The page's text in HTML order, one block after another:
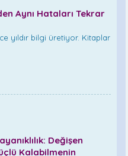
Aynı Hataları Tekrar
yıldır bilgi üretiyor. Kitaplar
Değişen
Kalabilmenin